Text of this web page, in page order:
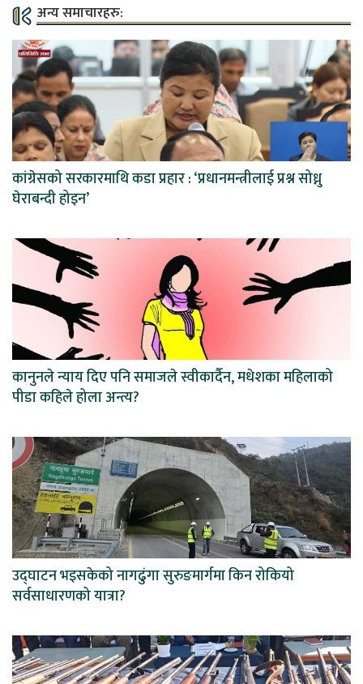
अन्य समाचारहरु:
कांग्रेसको सरकारमाथि कडा प्रहार : ‘प्रधानमन्त्रीलाई प्रश्न सोध्नु
घेराबन्दी होइन’
कानुनले न्याय दिए पनि समाजले स्वीकार्दैन, मधेशका महिलाको
पीडा कहिले होला अन्त्य?
उद्घाटन भइसकेको नागढुंगा सुरुङमार्गमा किन रोकियो
सर्वसाधारणको यात्रा?